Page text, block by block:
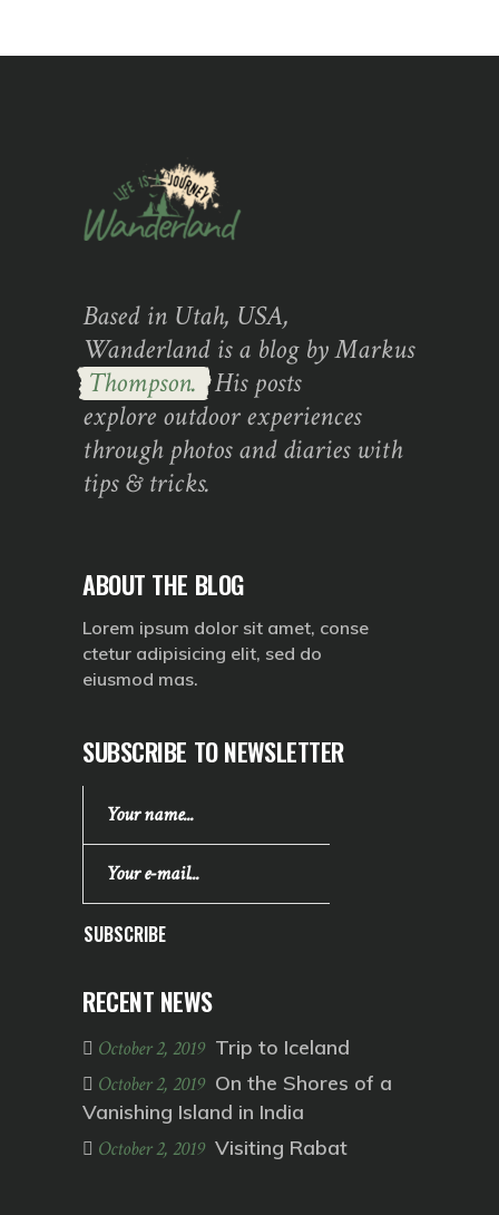
Based in Utah, USA,
Wanderland is a blog by Markus
Thompson. His posts
explore outdoor experiences
through photos and diaries with
tips & tricks.
ABOUT THE BLOG
Lorem ipsum dolor sit amet, conse
ctetur adipisicing elit, sed do
eiusmod mas.
SUBSCRIBE TO NEWSLETTER
SUBSCRIBE
RECENT NEWS
October 2, 2019 Trip to Iceland
October 2, 2019 On the Shores of a
Vanishing Island in India
October 2, 2019 Visiting Rabat